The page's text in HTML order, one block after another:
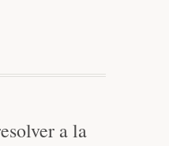
Permanente
a la